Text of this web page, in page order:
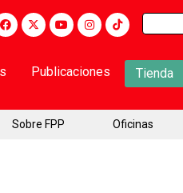
Buscar:
Publicaciones Tienda
Sobre FPP Oficinas